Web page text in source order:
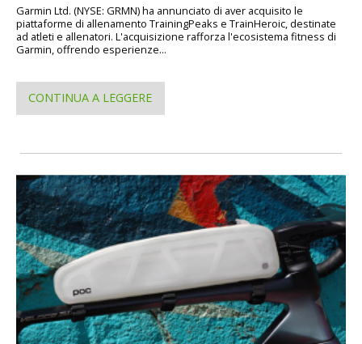
Garmin Ltd. (NYSE: GRMN) ha annunciato di aver acquisito le
piattaforme di allenamento TrainingPeaks e TrainHeroic, destinate
ad atleti e allenatori. L'acquisizione rafforza l'ecosistema fitness di
Garmin, offrendo esperienze...
CONTINUA A LEGGERE